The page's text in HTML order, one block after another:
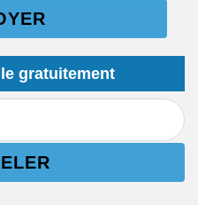
gratuitement